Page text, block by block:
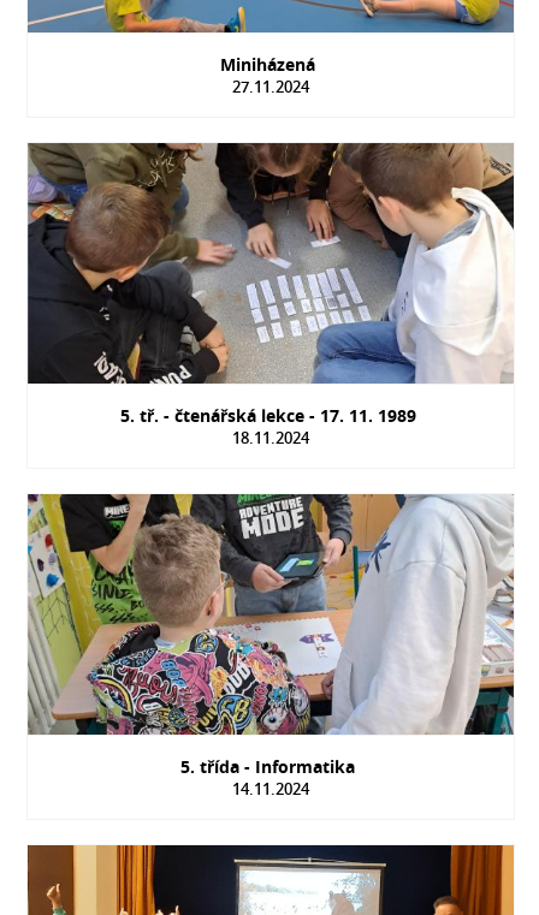
Miniházená
27.11.2024
5. tř. - čtenářská lekce - 17. 11. 1989
18.11.2024
5. třída - Informatika
14.11.2024